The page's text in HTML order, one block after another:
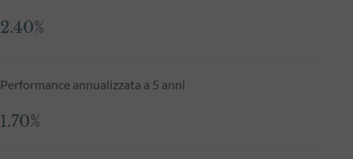
2.40%
Performance annualizzata a 5 anni
1.70%